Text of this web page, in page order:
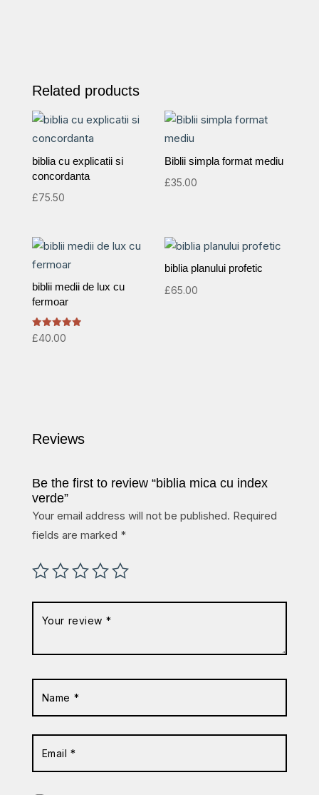
Related products
biblia cu explicatii si
concordanta
£75.50
Biblii simpla format mediu
£35.00
biblii medii de lux cu
fermoar
Rated
5.00
£40.00
biblia planului profetic
£65.00
Reviews
Be the first to review “biblia mica cu index
verde”
Your email address will not be published. Required
fields are marked *